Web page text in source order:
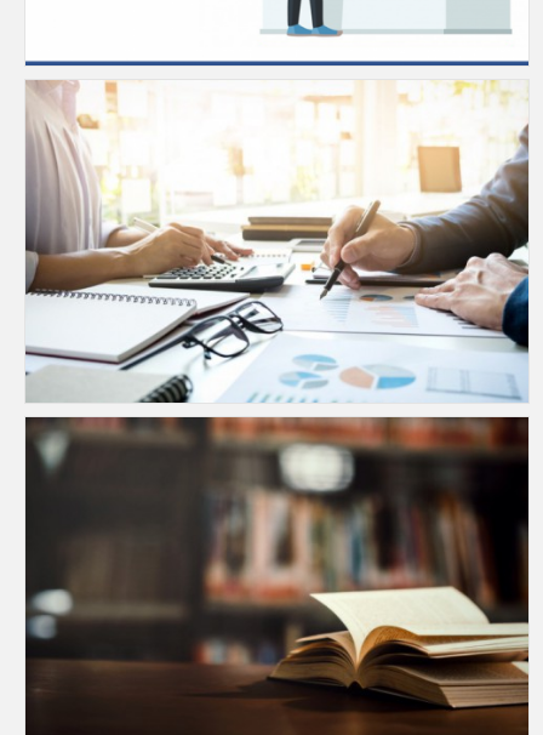
ผู้มีสิทธิ์ยืมเอกสาร ได้แก่ 1. ข้าราชการกรมวิทย�
About Us : The Bureau of Science and Technology Information Service
Service : Science and Technology Information
The Bureau of Science and Technology Information Service at the Department of Science Service is one of the Country's most important Library containing…
ระเบียบการใช้ห้องสมุด
กองหอสมุดและศูนย์สารสนเทศวิทยาศาสตร์และเทคโนโลยี จัดบริการเพื่ออำนว�